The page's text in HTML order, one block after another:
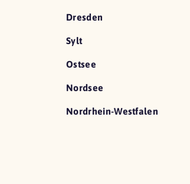
Dresden
Sylt
Ostsee
Nordsee
Nordrhein-Westfalen